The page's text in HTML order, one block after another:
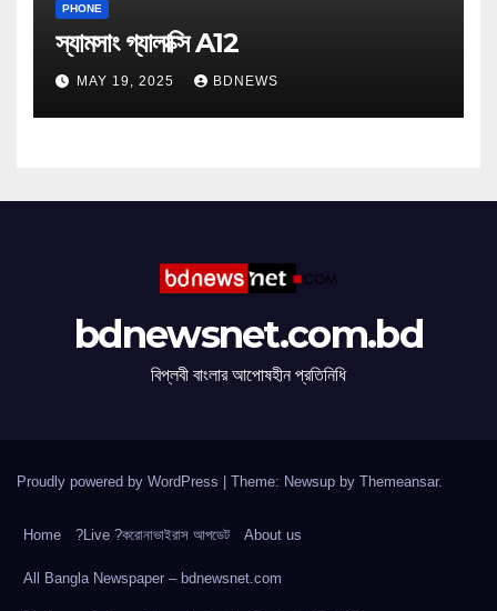
PHONE
স্যামসাং গ্যালাক্সি A12
MAY 19, 2025 BDNEWS
bdnewsnet.com.bd
বিপ্লবী বাংলার আপোষহীন প্রতিনিধি
Proudly powered by WordPress | Theme: Newsup by Themeansar.
Home ?Live ?করোনাভাইরাস আপডেট About us
All Bangla Newspaper – bdnewsnet.com